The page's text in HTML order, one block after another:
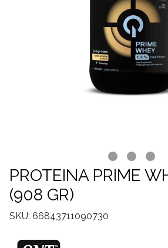
PROTEINA PRIME
(908 GR)
SKU: 66843711090730